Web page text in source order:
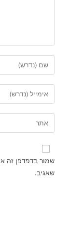
שמור בדפדפן זה
שאגיב.